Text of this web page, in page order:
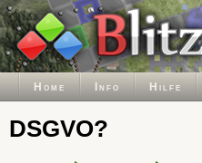
Home Info Hilfe
DSGVO?